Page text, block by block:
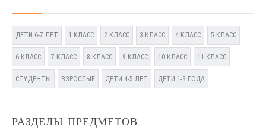
ДЕТИ 6-7 ЛЕТ 1 КЛАСС 2 КЛАСС 3 КЛАСС 4 КЛАСС 5 КЛАСС
6 КЛАСС 7 КЛАСС 8 КЛАСС 9 КЛАСС 10 КЛАСС 11 КЛАСС
СТУДЕНТЫ ВЗРОСЛЫЕ ДЕТИ 4-5 ЛЕТ ДЕТИ 1-3 ГОДА
РАЗДЕЛЫ ПРЕДМЕТОВ